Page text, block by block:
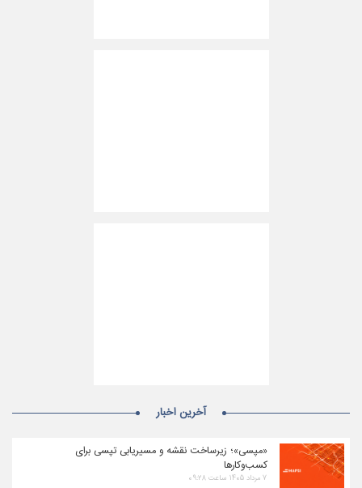
آخرین اخبار
«مپسی»؛ زیرساخت نقشه و مسیریابی تپسی برای
کسب‌وکارها
۷ مرداد ۱۴۰۵ ساعت ۰۹:۲۸